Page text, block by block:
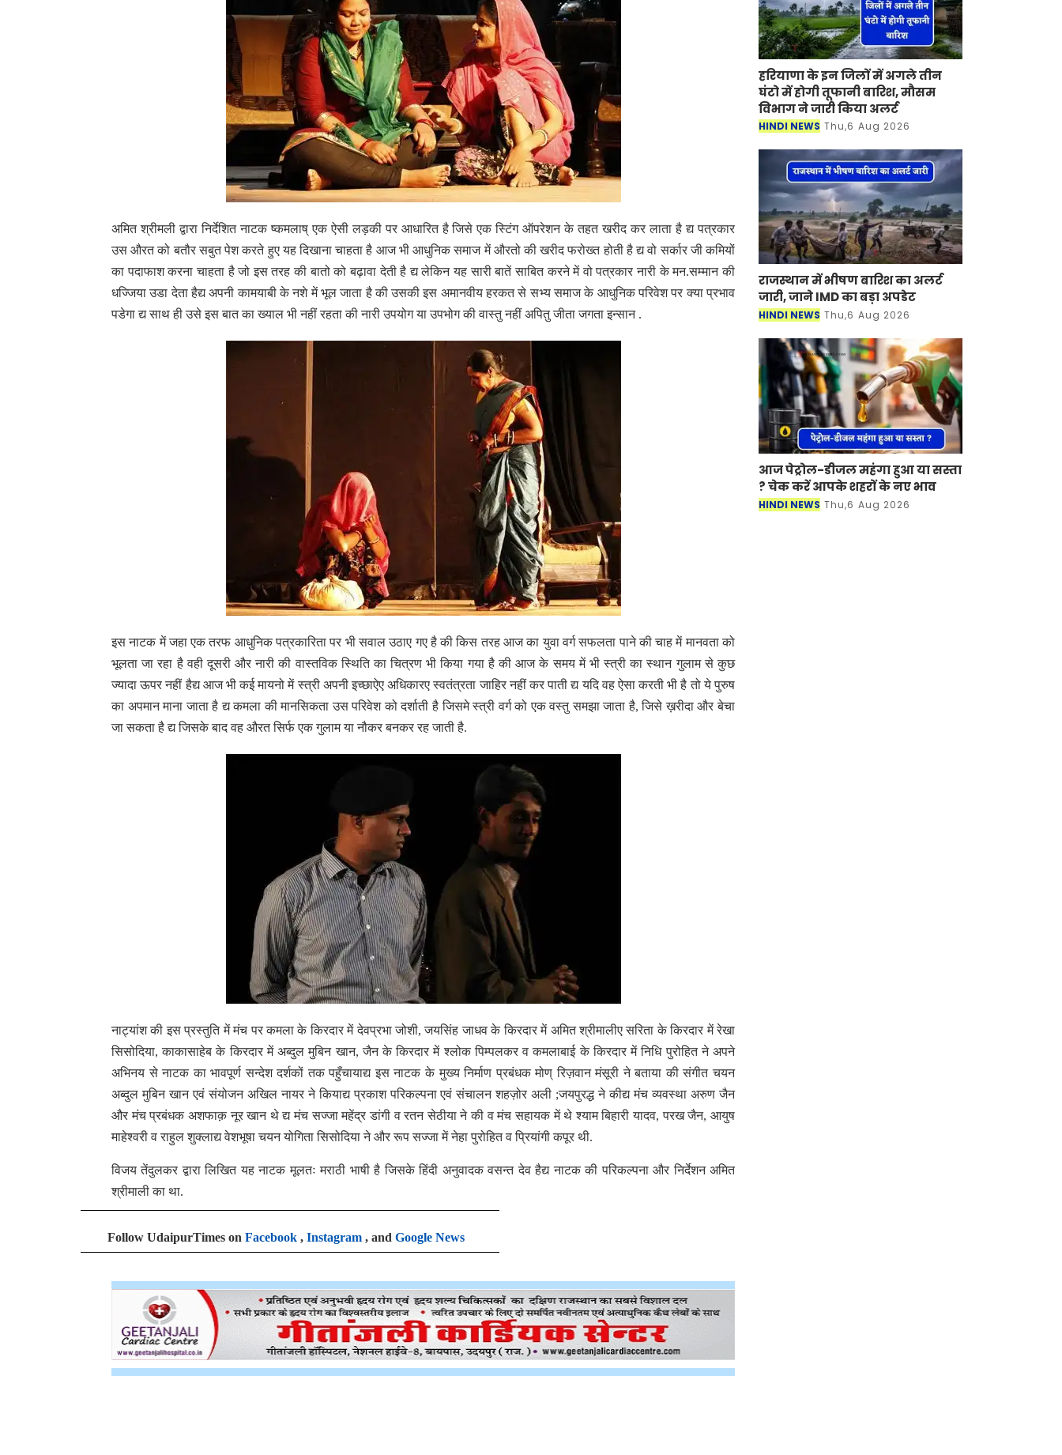
अमित श्रीमली द्वारा निर्देशित नाटक ष्कमलाष् एक ऐसी लड़की पर आधारित है जिसे एक स्टिंग ऑपरेशन के तहत खरीद कर लाता है द्य पत्रकार
उस औरत को बतौर सबुत पेश करते हुए यह दिखाना चाहता है आज भी आधुनिक समाज में औरतो की खरीद फरोख्त होती है द्य वो सर्कार जी कमियों
का पदाफाश करना चाहता है जो इस तरह की बातो को बढ़ावा देती है द्य लेकिन यह सारी बातें साबित करने में वो पत्रकार नारी के मन.सम्मान की
धज्जिया उडा देता हैद्य अपनी कामयाबी के नशे में भूल जाता है की उसकी इस अमानवीय हरकत से सभ्य समाज के आधुनिक परिवेश पर क्या प्रभाव
पडेगा द्य साथ ही उसे इस बात का ख्याल भी नहीं रहता की नारी उपयोग या उपभोग की वास्तु नहीं अपितु जीता जगता इन्सान .
इस नाटक में जहा एक तरफ आधुनिक पत्रकारिता पर भी सवाल उठाए गए है की किस तरह आज का युवा वर्ग सफलता पाने की चाह में मानवता को
भूलता जा रहा है वही दूसरी और नारी की वास्तविक स्थिति का चित्रण भी किया गया है की आज के समय में भी स्त्री का स्थान गुलाम से कुछ
ज्यादा ऊपर नहीं हैद्य आज भी कई मायनो में स्त्री अपनी इच्छाऐए अधिकारए स्वतंत्रता जाहिर नहीं कर पाती द्य यदि वह ऐसा करती भी है तो ये पुरुष
का अपमान माना जाता है द्य कमला की मानसिकता उस परिवेश को दर्शाती है जिसमे स्त्री वर्ग को एक वस्तु समझा जाता है, जिसे ख़रीदा और बेचा
जा सकता है द्य जिसके बाद वह औरत सिर्फ एक गुलाम या नौकर बनकर रह जाती है.
नाट्यांश की इस प्रस्तुति में मंच पर कमला के किरदार में देवप्रभा जोशी, जयसिंह जाधव के किरदार में अमित श्रीमालीए सरिता के किरदार में रेखा
सिसोदिया, काकासाहेब के किरदार में अब्दुल मुबिन खान, जैन के किरदार में श्लोक पिम्पलकर व कमलाबाई के किरदार में निधि पुरोहित ने अपने
अभिनय से नाटक का भावपूर्ण सन्देश दर्शकों तक पहुँचायाद्य इस नाटक के मुख्य निर्माण प्रबंधक मोण् रिज़वान मंसूरी ने बताया की संगीत चयन
अब्दुल मुबिन खान एवं संयोजन अखिल नायर ने कियाद्य प्रकाश परिकल्पना एवं संचालन शहज़ोर अली ;जयपुरद्ध ने कीद्य मंच व्यवस्था अरुण जैन
और मंच प्रबंधक अशफाक़ नूर खान थे द्य मंच सज्जा महेंद्र डांगी व रतन सेठीया ने की व मंच सहायक में थे श्याम बिहारी यादव, परख जैन, आयुष
माहेश्वरी व राहुल शुक्लाद्य वेशभूषा चयन योगिता सिसोदिया ने और रूप सज्जा में नेहा पुरोहित व प्रियांगी कपूर थी.
विजय तेंदुलकर द्वारा लिखित यह नाटक मूलतः मराठी भाषी है जिसके हिंदी अनुवादक वसन्त देव हैद्य नाटक की परिकल्पना और निर्देशन अमित
श्रीमाली का था.
Follow UdaipurTimes on Facebook , Instagram , and Google News
हरियाणा के इन जिलों में अगले तीन
घंटो में होगी तूफानी बारिश, मौसम
विभाग ने जारी किया अलर्ट
HINDI NEWS Thu,6 Aug 2026
राजस्थान में भीषण बारिश का अलर्ट
जारी, जाने IMD का बड़ा अपडेट
HINDI NEWS Thu,6 Aug 2026
आज पेट्रोल-डीजल महंगा हुआ या सस्ता
? चेक करें आपके शहरों के नए भाव
HINDI NEWS Thu,6 Aug 2026